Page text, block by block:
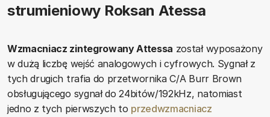
strumieniowy Roksan Atessa
Wzmacniacz zintegrowany Attessa został wyposażony
w dużą liczbę wejść analogowych i cyfrowych. Sygnał z
tych drugich trafia do przetwornika C/A Burr Brown
obsługującego sygnał do 24bitów/192kHz, natomiast
jedno z tych pierwszych to przedwzmacniacz